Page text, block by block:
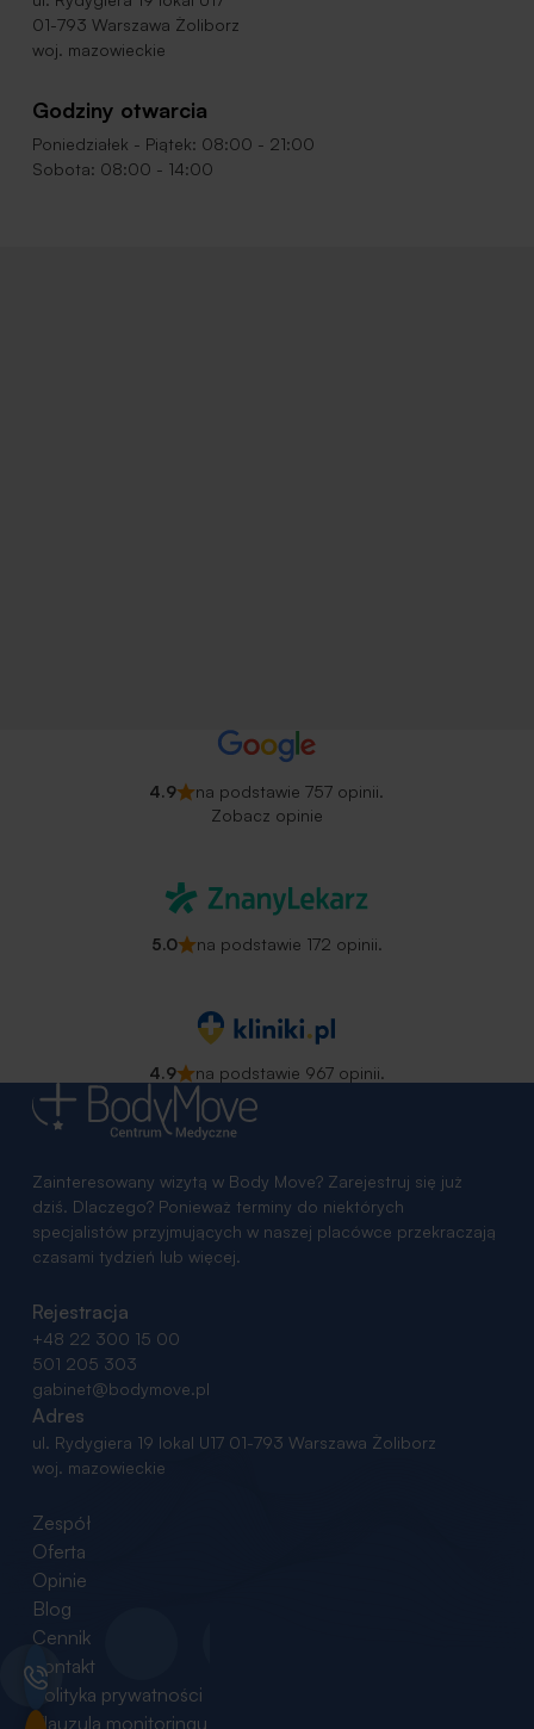
01-793 Warszawa Żoliborz
woj. mazowieckie
Godziny otwarcia
Poniedziałek - Piątek: 08:00 - 21:00
Sobota: 08:00 - 14:00
4.9
na podstawie 757 opinii.
Zobacz opinie
5.0 na podstawie 172 opinii.
4.9 na podstawie 967 opinii.
Zainteresowany wizytą w Body Move? Zarejestruj się już
dziś. Dlaczego? Ponieważ terminy do niektórych
specjalistów przyjmujących w naszej placówce przekraczają
czasami tydzień lub więcej.
Rejestracja
+48 22 300 15 00
501 205 303
gabinet@bodymove.pl
Adres
ul. Rydygiera 19 lokal U17 01-793 Warszawa Żoliborz
woj. mazowieckie
Zespół
Oferta
Opinie
Blog
Cennik
Kontakt
Polityka prywatności
Klauzula monitoringu